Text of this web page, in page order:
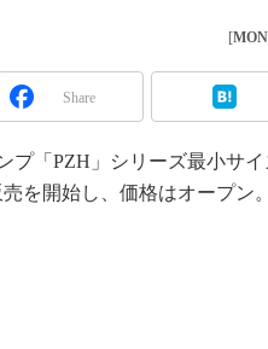
くりワールド
WORLD
ンネット展
ISO26262
3Dプリンタ
[
Share
プ「PZH」シリーズ最小サイ
を開始し、価格はオープン。